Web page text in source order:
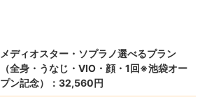
メディオスター・ソプラノ選べるプラン
（全身・うなじ・VIO・顔・1回※池袋オー
プン記念）：32,560円